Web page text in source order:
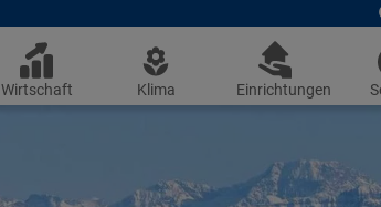
Wirtschaft Klima Einrichtungen